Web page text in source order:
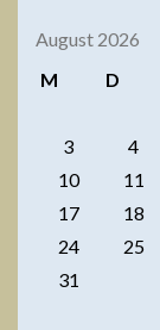
August 2026
M
D
3
4
10
11
17
18
24
25
31